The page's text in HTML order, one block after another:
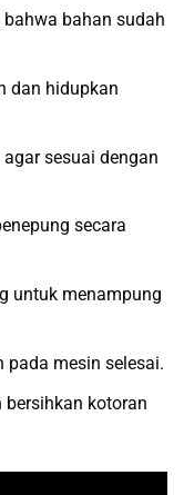
bahan sudah
dan hidupkan
sesuai dengan
secara
untuk menampung
pada mesin selesai.
bersihkan kotoran